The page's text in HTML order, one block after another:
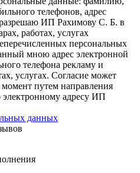
телефонов, адрес
ИП Рахимову С. Б. в
работах, услугах
персональных
мною адрес электронной
телефона рекламу и
услугах. Согласие может
путем направления
адресу ИП
данных